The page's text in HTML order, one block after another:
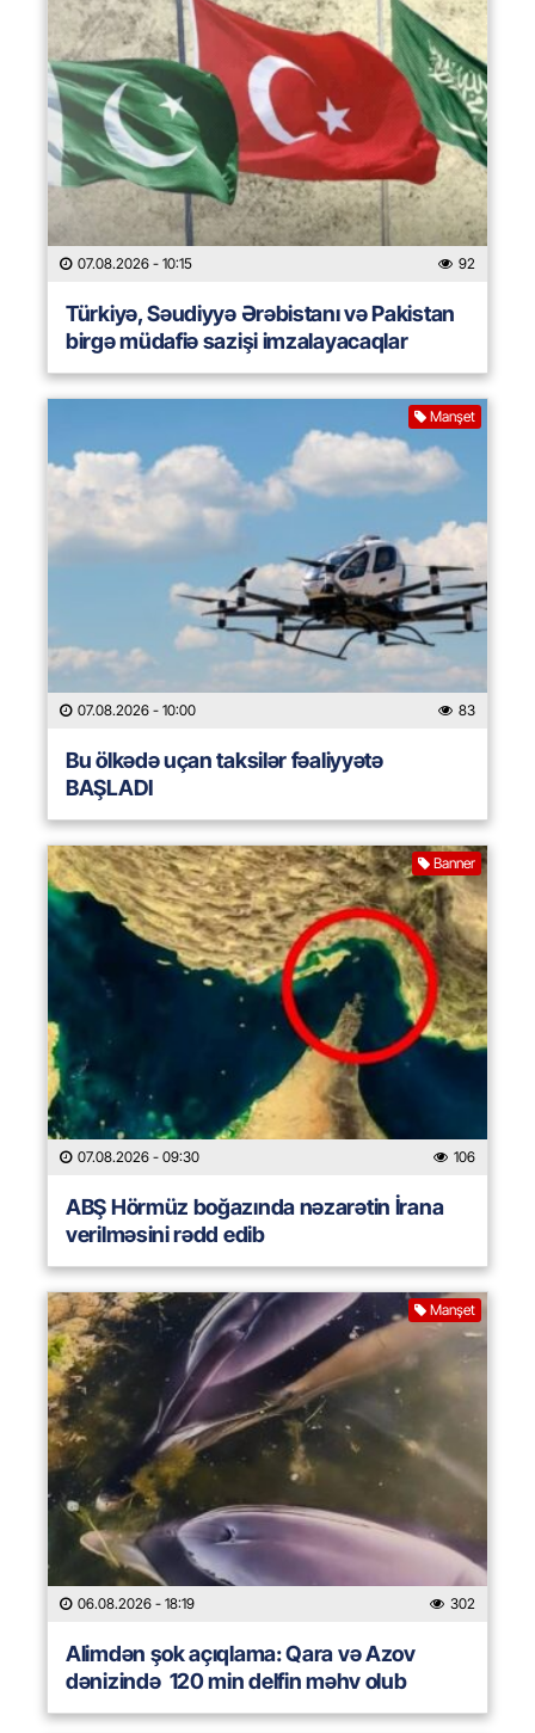
07.08.2026 - 10:15 92
Türkiyə, Səudiyyə Ərəbistanı və Pakistan
birgə müdafiə sazişi imzalayacaqlar
Manşet
07.08.2026 - 10:00 83
Bu ölkədə uçan taksilər fəaliyyətə
BAŞLADI
Banner
07.08.2026 - 09:30 106
ABŞ Hörmüz boğazında nəzarətin İrana
verilməsini rədd edib
Manşet
06.08.2026 - 18:19 302
Alimdən şok açıqlama: Qara və Azov
dənizində 120 min delfin məhv olub